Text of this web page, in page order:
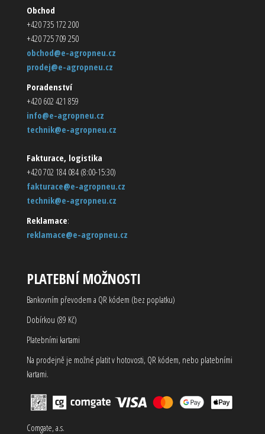
Obchod
+420 735 172 200
+420 725 709 250
obchod@e-agropneu.cz
prodej@e-agropneu.cz
Poradenství
+420 602 421 859
info@e-agropneu.cz
technik@e-agropneu.cz
Fakturace, logistika
+420 702 184 084 (8:00-15:30)
fakturace@e-agropneu.cz
technik@e-agropneu.cz
Reklamace:
reklamace@e-agropneu.cz
PLATEBNÍ MOŽNOSTI
Bankovním převodem a QR kódem (bez poplatku)
Dobírkou (89 Kč)
Platebními kartami
Na prodejně je možné platit v hotovosti, QR kódem, nebo platebními
kartami.
Comgate, a.s.